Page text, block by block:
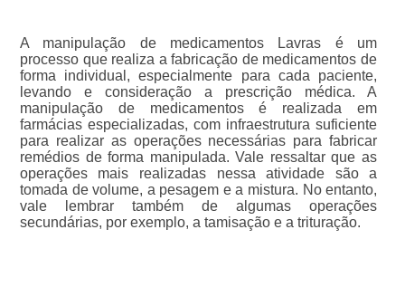
A manipulação de medicamentos Lavras é um
processo que realiza a fabricação de medicamentos de
forma individual, especialmente para cada paciente,
levando e consideração a prescrição médica. A
manipulação de medicamentos é realizada em
farmácias especializadas, com infraestrutura suficiente
para realizar as operações necessárias para fabricar
remédios de forma manipulada. Vale ressaltar que as
operações mais realizadas nessa atividade são a
tomada de volume, a pesagem e a mistura. No entanto,
vale lembrar também de algumas operações
secundárias, por exemplo, a tamisação e a trituração.